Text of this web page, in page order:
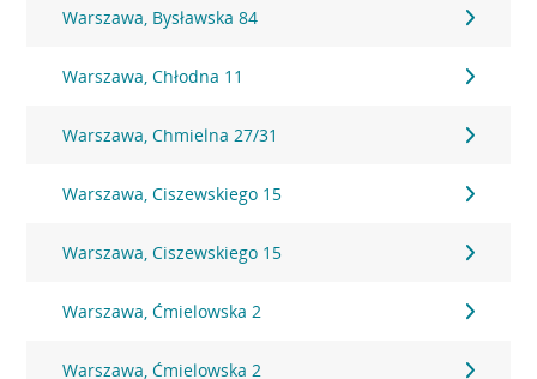
Warszawa, Bysławska 84
Warszawa, Chłodna 11
Warszawa, Chmielna 27/31
Warszawa, Ciszewskiego 15
Warszawa, Ciszewskiego 15
Warszawa, Ćmielowska 2
Warszawa, Ćmielowska 2